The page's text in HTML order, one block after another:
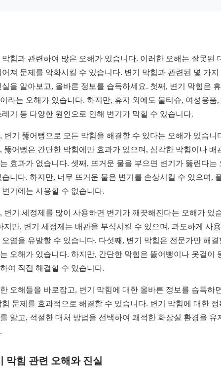
막힘과 관련하여 많은 오해가 있습니다. 이러한 오해는 잘못된
어져 문제를 악화시킬 수 있습니다. 변기 막힘과 관련된 몇 가지
실을 알아보고, 올바른 정보를 습득하세요. 첫째, 변기 막힘은
라는 오해가 있습니다. 하지만, 휴지 외에도 물티슈, 여성용품,
레기 등 다양한 원인으로 인해 변기가 막힐 수 있습니다.
변기 뚫어뻥으로 모든 막힘을 해결할 수 있다는 오해가 있습니
뚫어뻥은 간단한 막힘에만 효과가 있으며, 심각한 막힘이나 배
효과가 없습니다. 셋째, 뜨거운 물을 부으면 변기가 뚫린다는
습니다. 하지만, 너무 뜨거운 물은 변기를 손상시킬 수 있으며,
변기에는 사용할 수 없습니다.
변기 세정제를 많이 사용하면 변기가 깨끗해진다는 오해가 있
지만, 변기 세정제는 배관을 부식시킬 수 있으며, 과도하게 사
오염을 유발할 수 있습니다. 다섯째, 변기 막힘은 전문가만 해결
오해가 있습니다. 하지만, 간단한 막힘은 뚫어뻥이나 옷걸이
여 직접 해결할 수 있습니다.
오해들을 바로잡고, 변기 막힘에 대한 올바른 정보를 습득하
힘 문제를 효과적으로 해결할 수 있습니다. 변기 막힘에 대한 정
알고, 적절한 대처 방법을 선택하여 쾌적한 화장실 환경을 유
막힘 관련 오해와 진실